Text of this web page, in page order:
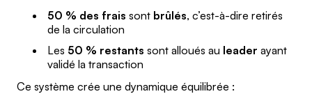
50 % des frais sont brûlés, c’est-à-dire retirés
de la circulation
Les 50 % restants sont alloués au leader ayant
validé la transaction
Ce système crée une dynamique équilibrée :